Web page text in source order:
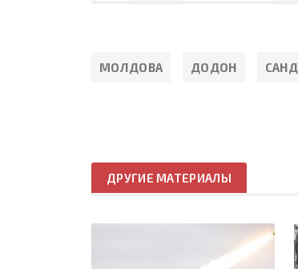
МОЛДОВА ДОДОН
ДРУГИЕ МАТЕРИАЛЫ